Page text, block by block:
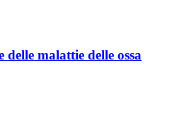
malattie delle ossa